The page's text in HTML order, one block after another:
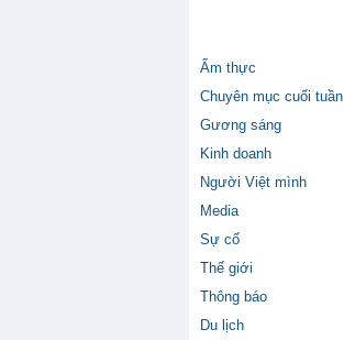
Ẩm thực
Chuyên mục cuối tuần
Gương sáng
Kinh doanh
Người Việt mình
Media
Sự cố
Thế giới
Thông báo
Du lịch